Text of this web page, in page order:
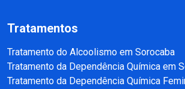
Tratamentos
Tratamento do Alcoolismo em Sorocaba
Tratamento da Dependência Química em
Tratamento da Dependência Química